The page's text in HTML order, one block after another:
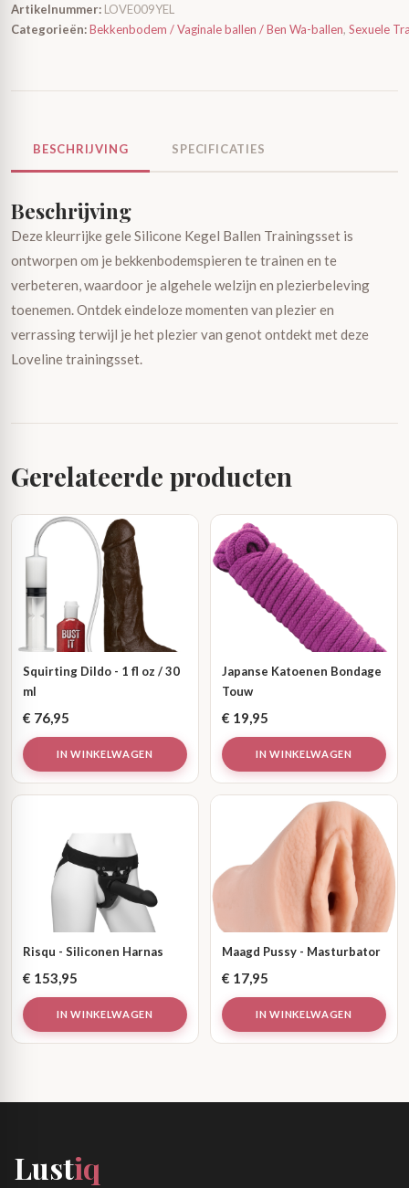
Artikelnummer: LOVE009YEL
Categorieën:Bekkenbodem / Vaginale ballen / Ben Wa-ballen, Sexuele
BESCHRIJVING SPECIFICATIES
Beschrijving
Deze kleurrijke gele Silicone Kegel Ballen Trainingsset is
ontworpen om je bekkenbodemspieren te trainen en te
verbeteren, waardoor je algehele welzijn en plezierbeleving
toenemen. Ontdek eindeloze momenten van plezier en
verrassing terwijl je het plezier van genot ontdekt met deze
Loveline trainingsset.
Gerelateerde producten
Squirting Dildo - 1 fl oz / 30
ml
€ 76,95
IN WINKELWAGEN
Japanse Katoenen Bondage
Touw
€ 19,95
IN WINKELWAGEN
Risqu - Siliconen Harnas
€ 153,95
IN WINKELWAGEN
Maagd Pussy - Masturbator
€ 17,95
IN WINKELWAGEN
Lustiq